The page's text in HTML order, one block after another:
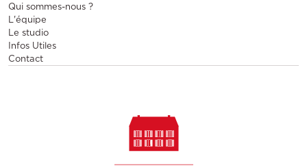
Qui sommes-nous ?
L'équipe
Le studio
Infos Utiles
Contact